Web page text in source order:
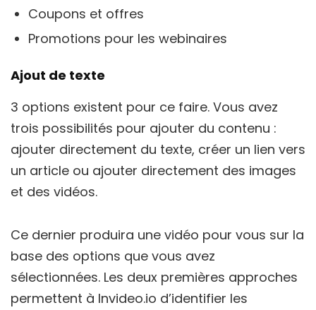
Coupons et offres
Promotions pour les webinaires
Ajout de texte
3 options existent pour ce faire. Vous avez
trois possibilités pour ajouter du contenu :
ajouter directement du texte, créer un lien vers
un article ou ajouter directement des images
et des vidéos.
Ce dernier produira une vidéo pour vous sur la
base des options que vous avez
sélectionnées. Les deux premières approches
permettent à Invideo.io d’identifier les